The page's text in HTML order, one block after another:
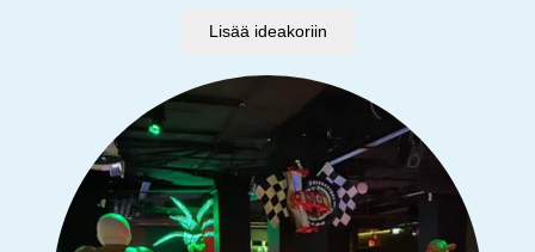
Lisää ideakoriin